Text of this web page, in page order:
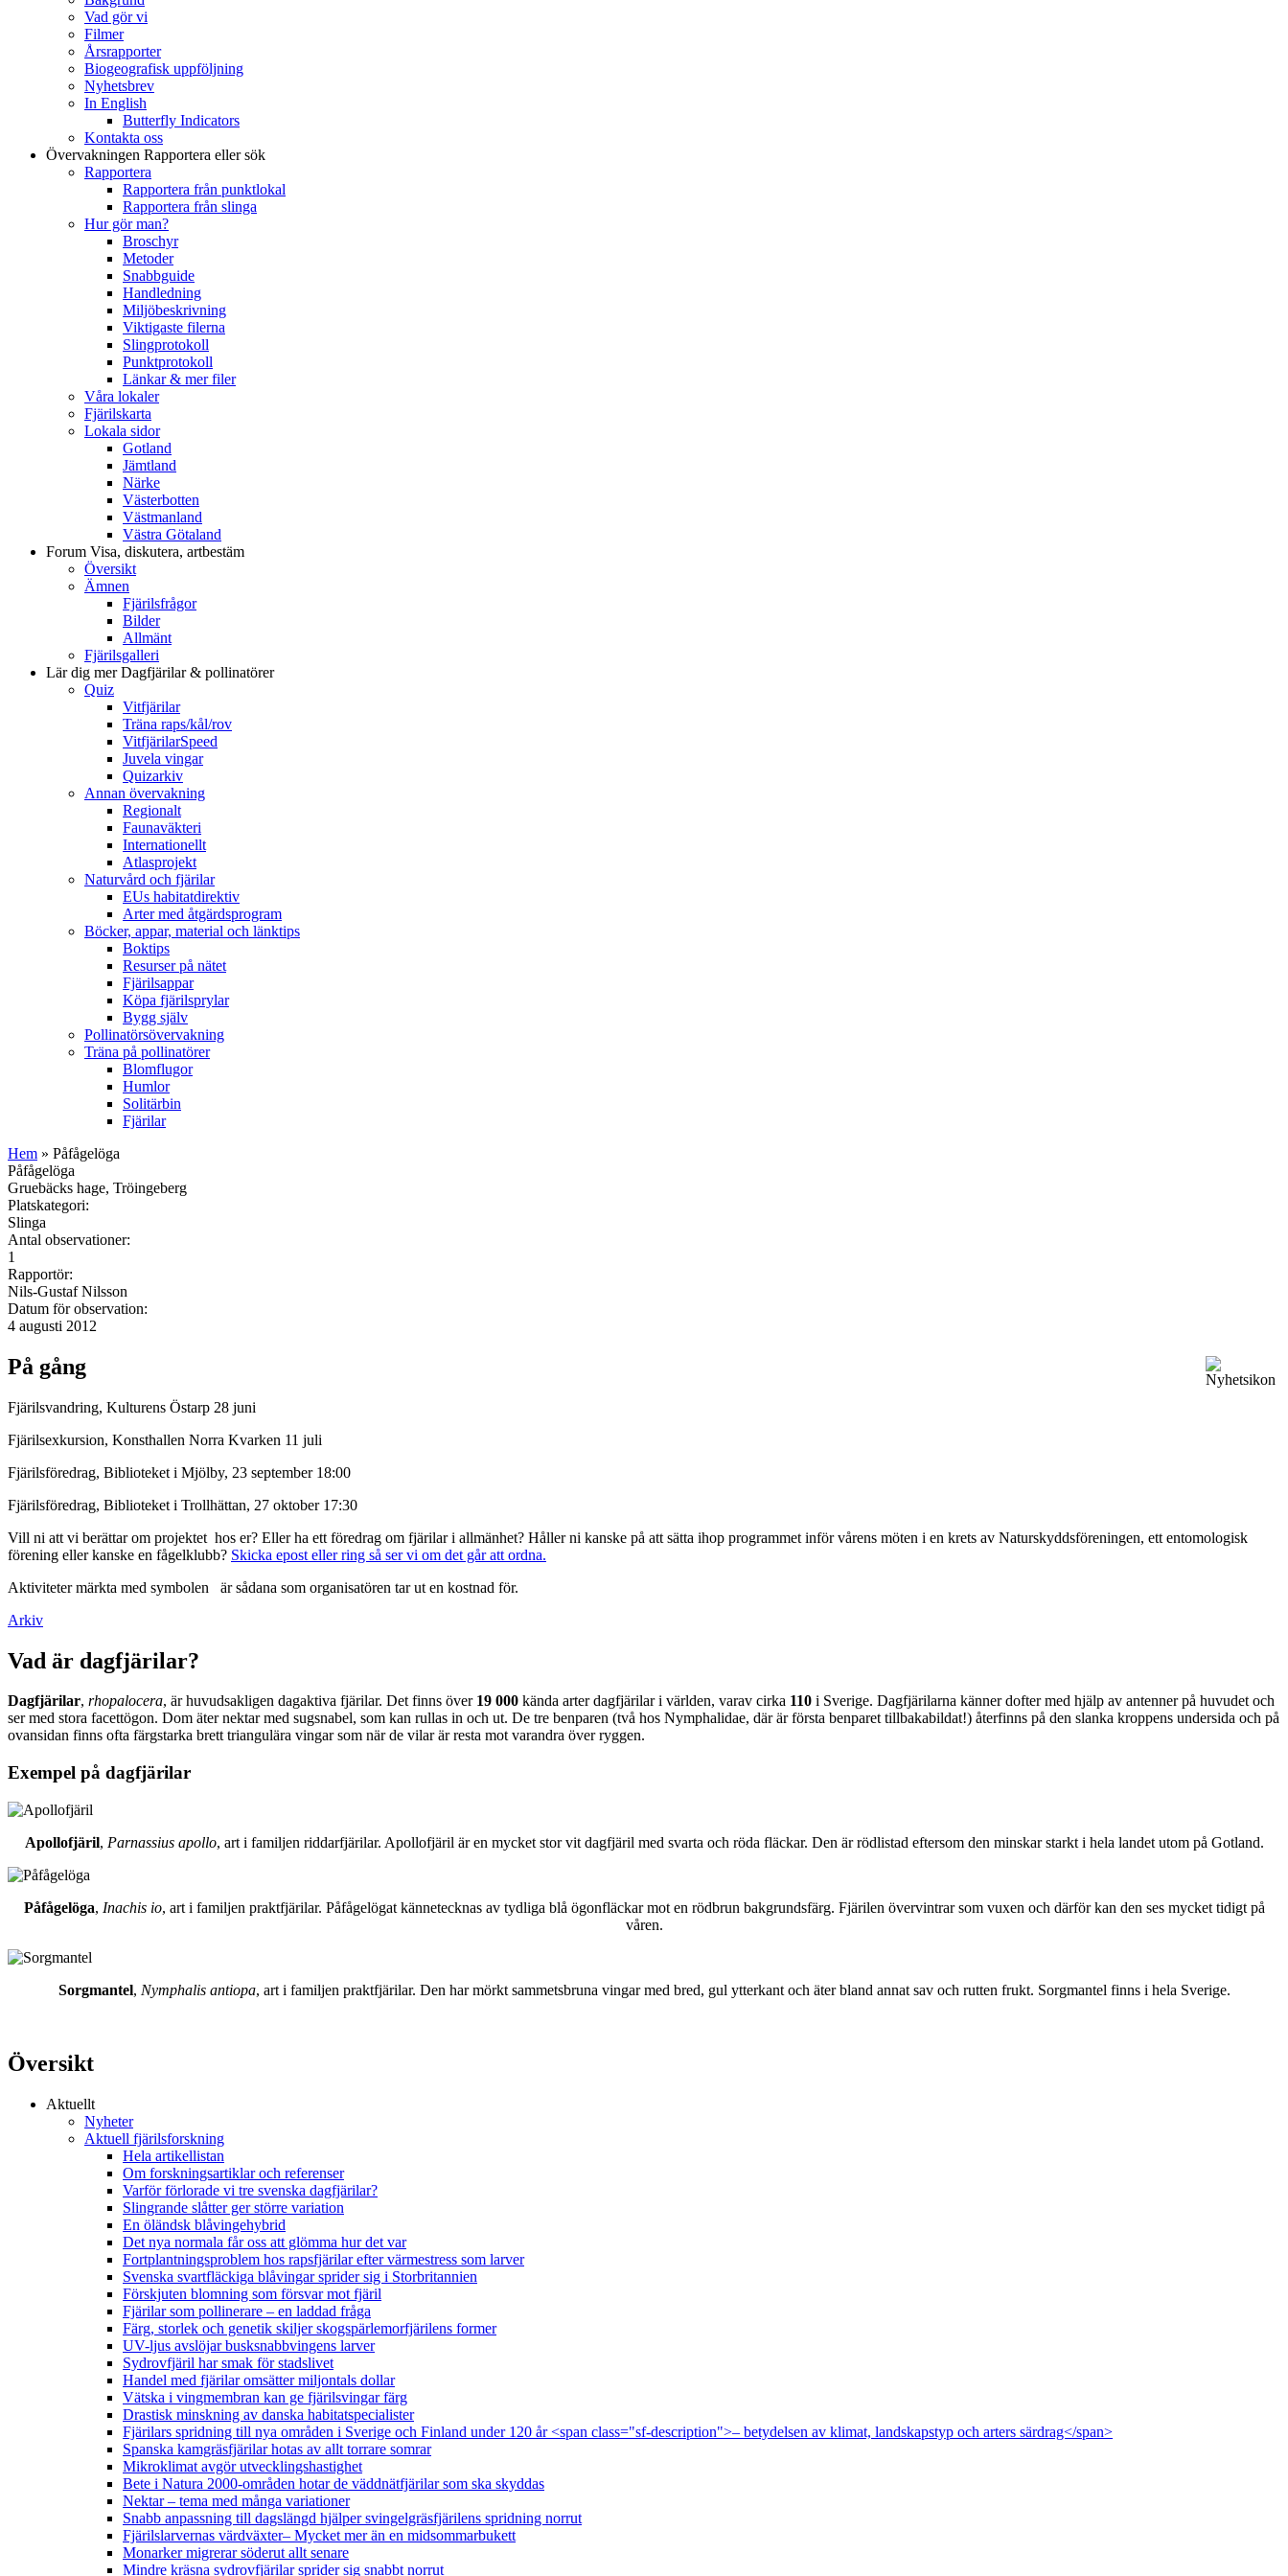
Vad gör vi
Filmer
Årsrapporter
Biogeografisk uppföljning
Nyhetsbrev
In English
Butterfly Indicators
Kontakta oss
Övervakningen Rapportera eller sök
Rapportera
Rapportera från punktlokal
Rapportera från slinga
Hur gör man?
Broschyr
Metoder
Snabbguide
Handledning
Miljöbeskrivning
Viktigaste filerna
Slingprotokoll
Punktprotokoll
Länkar & mer filer
Våra lokaler
Fjärilskarta
Lokala sidor
Gotland
Jämtland
Närke
Västerbotten
Västmanland
Västra Götaland
Forum Visa, diskutera, artbestäm
Översikt
Ämnen
Fjärilsfrågor
Bilder
Allmänt
Fjärilsgalleri
Lär dig merDagfjärilar & pollinatörer
Quiz
Vitfjärilar
Träna raps/kål/rov
VitfjärilarSpeed
Juvela vingar
Quizarkiv
Annan övervakning
Regionalt
Faunaväkteri
Internationellt
Atlasprojekt
Naturvård och fjärilar
EUs habitatdirektiv
Arter med åtgärdsprogram
Böcker, appar, material och länktips
Boktips
Resurser på nätet
Fjärilsappar
Köpa fjärilsprylar
Bygg själv
Pollinatörsövervakning
Träna på pollinatörer
Blomflugor
Humlor
Solitärbin
Fjärilar
Hem » Påfågelöga
Påfågelöga
Gruebäcks hage, Tröingeberg
Platskategori:
Slinga
Antal observationer:
1
Rapportör:
Nils-Gustaf Nilsson
Datum för observation:
4 augusti 2012
På gång
Fjärilsvandring, Kulturens Östarp 28 juni
Fjärilsexkursion, Konsthallen Norra Kvarken 11 juli
Fjärilsföredrag, Biblioteket i Mjölby, 23 september 18:00
Fjärilsföredrag, Biblioteket i Trollhättan, 27 oktober 17:30
Vill ni att vi berättar om projektet hos er? Eller ha ett föredrag om fjärilar i allmänhet? Håller ni kanske på att sätta ihop programmet inför vårens möten i en krets av Naturskyddsföreningen, ett entomologisk
förening eller kanske en fågelklubb? Skicka epost eller ring så ser vi om det går att ordna.
Aktiviteter märkta med symbolen
är sådana som organisatören tar ut en kostnad för.
Arkiv
Vad är dagfjärilar?
Dagfjärilar, rhopalocera, är huvudsakligen dagaktiva fjärilar. Det finns över 19 000 kända arter dagfjärilar i världen, varav cirka 110 i Sverige. Dagfjärilarna känner dofter med hjälp av antenner på huvudet och
ser med stora facettögon. Dom äter nektar med sugsnabel, som kan rullas in och ut. De tre benparen (två hos Nymphalidae, där är första benparet tillbakabildat!) återfinns på den slanka kroppens undersida och på
ovansidan finns ofta färgstarka brett triangulära vingar som när de vilar är resta mot varandra över ryggen.
Exempel på dagfjärilar
Apollofjäril, Parnassius apollo, art i familjen riddarfjärilar. Apollofjäril är en mycket stor vit dagfjäril med svarta och röda fläckar. Den är rödlistad eftersom den minskar starkt i hela landet utom på Gotland.
Påfågelöga, Inachis io, art i familjen praktfjärilar. Påfågelögat kännetecknas av tydliga blå ögonfläckar mot en rödbrun bakgrundsfärg. Fjärilen övervintrar som vuxen och därför kan den ses mycket tidigt på
våren.
Sorgmantel, Nymphalis antiopa, art i familjen praktfjärilar. Den har mörkt sammetsbruna vingar med bred, gul ytterkant och äter bland annat sav och rutten frukt. Sorgmantel finns i hela Sverige.
Översikt
Aktuellt
Nyheter
Aktuell fjärilsforskning
Hela artikellistan
Om forskningsartiklar och referenser
Varför förlorade vi tre svenska dagfjärilar?
Slingrande slåtter ger större variation
En öländsk blåvingehybrid
Det nya normala får oss att glömma hur det var
Fortplantningsproblem hos rapsfjärilar efter värmestress som larver
Svenska svartfläckiga blåvingar sprider sig i Storbritannien
Förskjuten blomning som försvar mot fjäril
Fjärilar som pollinerare – en laddad fråga
Färg, storlek och genetik skiljer skogspärlemorfjärilens former
UV-ljus avslöjar busksnabbvingens larver
Sydrovfjäril har smak för stadslivet
Handel med fjärilar omsätter miljontals dollar
Vätska i vingmembran kan ge fjärilsvingar färg
Drastisk minskning av danska habitatspecialister
Fjärilars spridning till nya områden i Sverige och Finland under 120 år <span class="sf-description">– betydelsen av klimat, landskapstyp och arters särdrag</span>
Spanska kamgräsfjärilar hotas av allt torrare somrar
Mikroklimat avgör utvecklingshastighet
Bete i Natura 2000-områden hotar de väddnätfjärilar som ska skyddas
Nektar – tema med många variationer
Snabb anpassning till dagslängd hjälper svingelgräsfjärilens spridning norrut
Fjärilslarvernas värdväxter– Mycket mer än en midsommarbukett
Monarker migrerar söderut allt senare
Mindre kräsna sydrovfjärilar sprider sig snabbt norrut